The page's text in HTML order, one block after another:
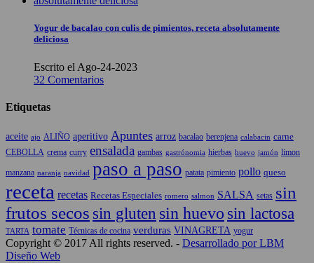
Yogur de bacalao con culis de pimientos, receta absolutamente
deliciosa
Escrito el Ago-24-2023
32 Comentarios
Etiquetas
aceite ajo ALIÑO aperitivo Apuntes arroz bacalao berenjena calabacin carne
CEBOLLA crema curry ensalada gambas gastrónomia hierbas huevo jamón limon
manzana naranja navidad paso a paso patata pimiento pollo queso
receta recetas Recetas Especiales romero salmon SALSA setas sin
frutos secos sin gluten sin huevo sin lactosa
TARTA tomate Técnicas de cocina verduras VINAGRETA yogur
Copyright © 2017 All rights reserved. - Desarrollado por LBM
Diseño Web